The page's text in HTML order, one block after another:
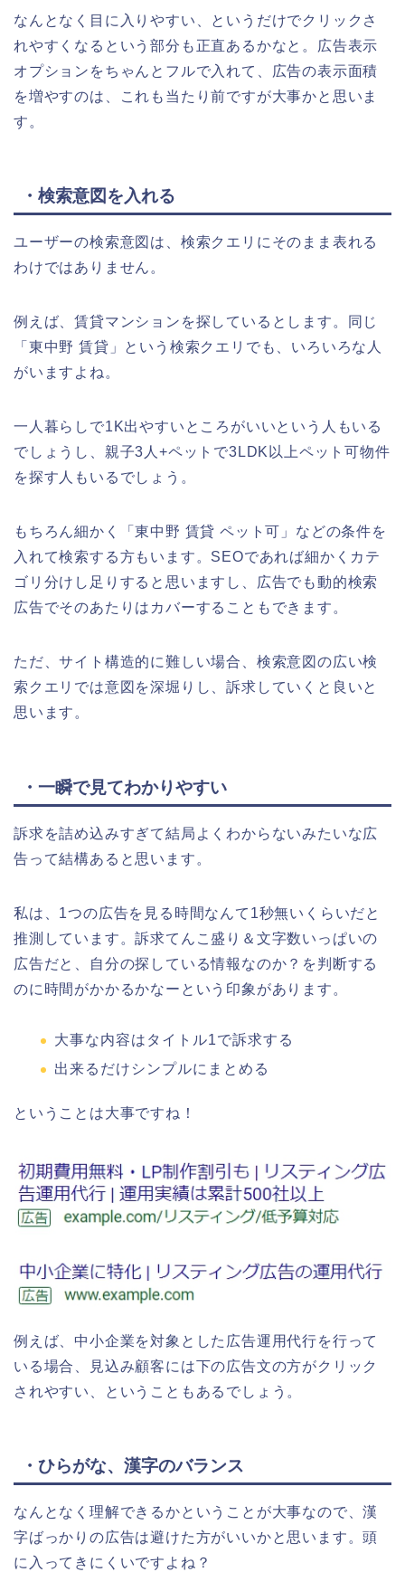
なんとなく目に入りやすい、というだけでクリックさ
れやすくなるという部分も正直あるかなと。広告表示
オプションをちゃんとフルで入れて、広告の表示面積
を増やすのは、これも当たり前ですが大事かと思いま
す。
・検索意図を入れる
ユーザーの検索意図は、検索クエリにそのまま表れる
わけではありません。
例えば、賃貸マンションを探しているとします。同じ
「東中野 賃貸」という検索クエリでも、いろいろな人
がいますよね。
一人暮らしで1K出やすいところがいいという人もいる
でしょうし、親子3人+ペットで3LDK以上ペット可物件
を探す人もいるでしょう。
もちろん細かく「東中野 賃貸 ペット可」などの条件を
入れて検索する方もいます。SEOであれば細かくカテ
ゴリ分けし足りすると思いますし、広告でも動的検索
広告でそのあたりはカバーすることもできます。
ただ、サイト構造的に難しい場合、検索意図の広い検
索クエリでは意図を深堀りし、訴求していくと良いと
思います。
・一瞬で見てわかりやすい
訴求を詰め込みすぎて結局よくわからないみたいな広
告って結構あると思います。
私は、1つの広告を見る時間なんて1秒無いくらいだと
推測しています。訴求てんこ盛り＆文字数いっぱいの
広告だと、自分の探している情報なのか？を判断する
のに時間がかかるかなーという印象があります。
大事な内容はタイトル1で訴求する
出来るだけシンプルにまとめる
ということは大事ですね！
例えば、中小企業を対象とした広告運用代行を行って
いる場合、見込み顧客には下の広告文の方がクリック
されやすい、ということもあるでしょう。
・ひらがな、漢字のバランス
なんとなく理解できるかということが大事なので、漢
字ばっかりの広告は避けた方がいいかと思います。頭
に入ってきにくいですよね？